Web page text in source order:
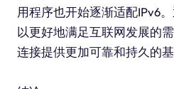
用程序也开始逐渐适配IPv6
以更好地满足互联网发展的
连接提供更加可靠和持久的基